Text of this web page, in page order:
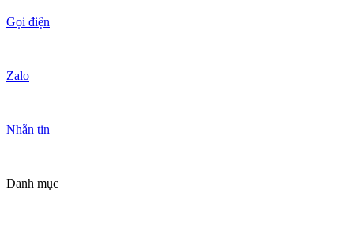
Gọi điện
Zalo
Nhắn tin
Danh mục